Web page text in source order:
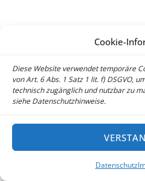
Cookie-
Diese Website verwendet temporäre
von Art. 6 Abs. 1 Satz 1 lit. f) DSGVO,
technisch zugänglich und nutzbar zu
siehe Datenschutzhinweise.
Datenschutz